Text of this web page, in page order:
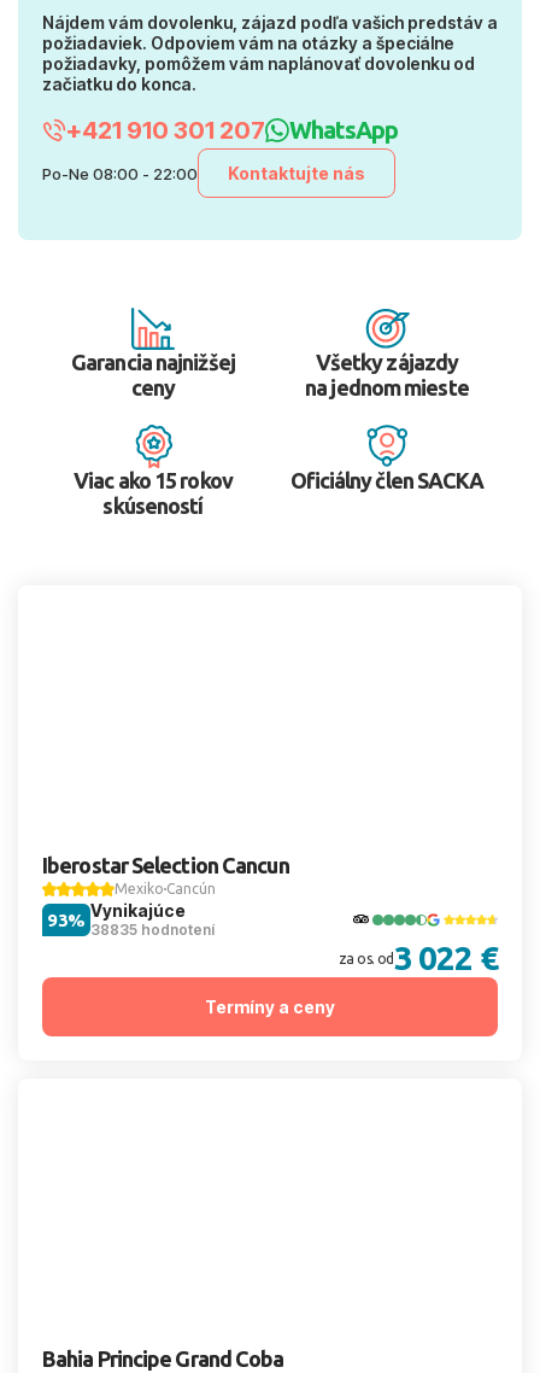
Nájdem vám dovolenku, zájazd podľa vašich predstáv a
požiadaviek. Odpoviem vám na otázky a špeciálne
požiadavky, pomôžem vám naplánovať dovolenku od
začiatku do konca.
+421 910 301 207 WhatsApp
Po-Ne 08:00 - 22:00 Kontaktujte nás
Garancia najnižšej
ceny
Všetky zájazdy
na jednom mieste
Viac ako 15 rokov
skúseností
Oficiálny člen SACKA
Iberostar Selection Cancun
Mexiko Cancún
Vynikajúce
38835 hodnotení
93%
za os. od 3 022 €
Termíny a ceny
Bahia Principe Grand Coba